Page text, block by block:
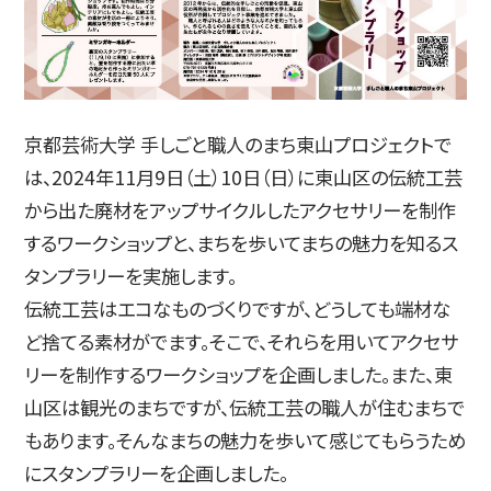
卒業生の方 企業の方
日本 English 한국어
简体字 繁体字
京都芸術大学 手しごと職人のまち東山プロジェクトで
は、2024年11月9日（土）10日（日）に東山区の伝統工芸
から出た廃材をアップサイクルしたアクセサリーを制作
するワークショップと、まちを歩いてまちの魅力を知るス
タンプラリーを実施します。
伝統工芸はエコなものづくりですが、どうしても端材な
ど捨てる素材がでます。そこで、それらを用いてアクセサ
リーを制作するワークショップを企画しました。また、東
山区は観光のまちですが、伝統工芸の職人が住むまちで
もあります。そんなまちの魅力を歩いて感じてもらうため
にスタンプラリーを企画しました。